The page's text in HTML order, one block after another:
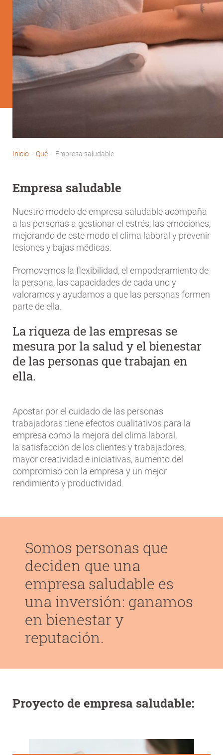
enlaces
de
ayuda
a
la
navegación
Inicio - Qué - Empresa saludable
Empresa saludable
Nuestro modelo de empresa saludable acompaña
a las personas a gestionar el estrés, las emociones,
mejorando de este modo el clima laboral y prevenir
lesiones y bajas médicas.
Promovemos la flexibilidad, el empoderamiento de
la persona, las capacidades de cada uno y
valoramos y ayudamos a que las personas formen
parte de ella.
La riqueza de las empresas se
mesura por la salud y el bienestar
de las personas que trabajan en
ella.
Apostar por el cuidado de las personas
trabajadoras tiene efectos cualitativos para la
empresa como la mejora del clima laboral,
la satisfacción de los clientes y trabajadores,
mayor creatividad e iniciativas, aumento del
compromiso con la empresa y un mejor
rendimiento y productividad.
Somos personas que
deciden que una
empresa saludable es
una inversión: ganamos
en bienestar y
reputación.
Proyecto de empresa saludable: